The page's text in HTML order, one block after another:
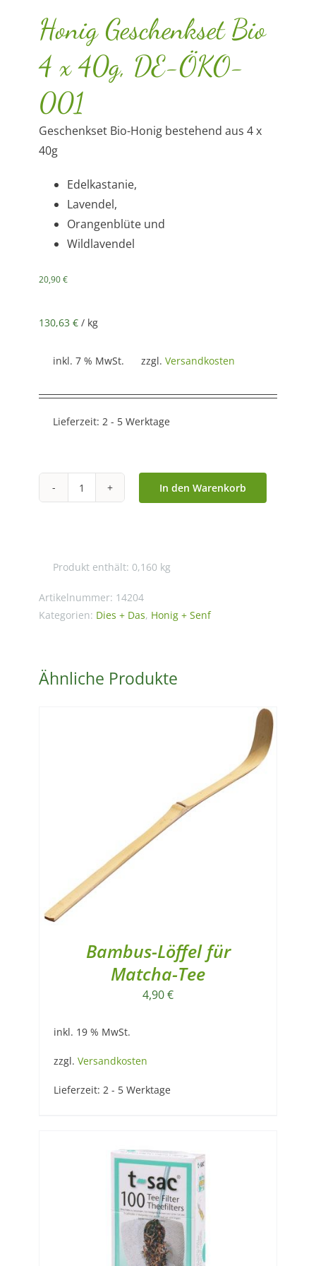
Honig Geschenkset Bio
4 x 40g, DE-ÖKO-
001
Geschenkset Bio-Honig bestehend aus 4 x
40g
Edelkastanie,
Lavendel,
Orangenblüte und
Wildlavendel
20,90€
130,63 € / kg
inkl. 7 % MwSt. zzgl. Versandkosten
Lieferzeit: 2 - 5 Werktage
Honig
x
40g,
DE-
Menge
In den Warenkorb
Produkt enthält: 0,160 kg
Artikelnummer: 14204
Kategorien: Dies + Das, Honig + Senf
Ähnliche Produkte
Bambus-Löffel für
Matcha-Tee
4,90€
inkl. 19 % MwSt.
zzgl. Versandkosten
Lieferzeit: 2 - 5 Werktage